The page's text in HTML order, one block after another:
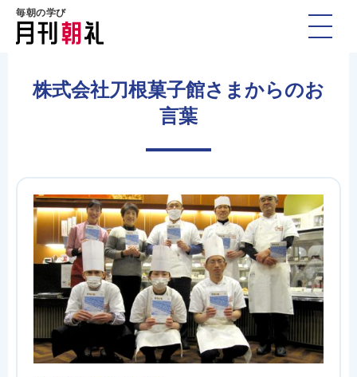
毎朝の学び
株式会社刀根菓子館さまからのお
言葉